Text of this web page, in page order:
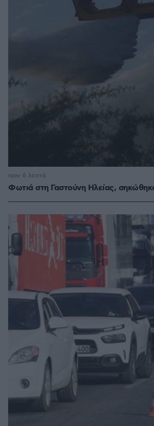
Φωτιά στη Γαστούνη Ηλείας,
πριν 6 λεπτά